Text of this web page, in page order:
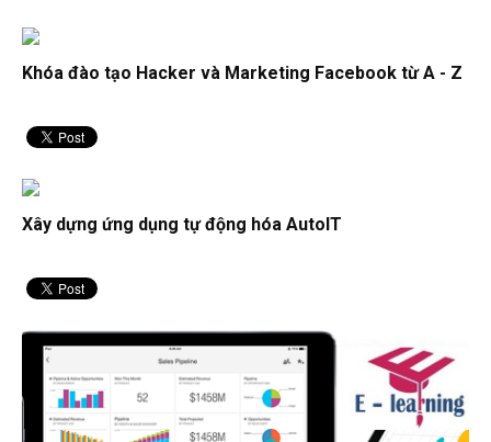
Cách làm giảm rung video trong Premiere Pro chi tiết
Khóa đào tạo Hacker và Marketing Facebook từ A - Z
Xây dựng ứng dụng tự động hóa AutoIT